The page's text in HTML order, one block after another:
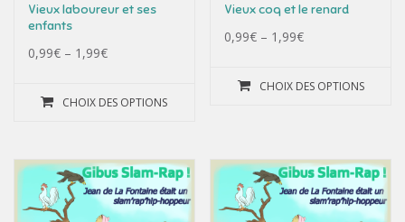
Vieux laboureur et ses
enfants
0,99€ – 1,99€
CHOIX DES OPTIONS
Vieux coq et le renard
0,99€ – 1,99€
CHOIX DES OPTIONS